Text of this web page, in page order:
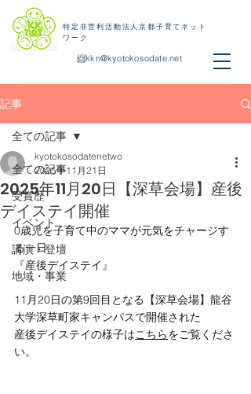
📨kkn@kyotokosodate.net
特定非営利活動法人京都子育てネット
ワーク
記事
全ての記事
受賞歴
イベント
講演・登壇
地域・事業
全ての記事
2025年11月20日【深草会場】産後
デイステイ開催
kyotokosodatenetwo
2025年11月21日
0歳児を子育て中のママが元気をチャージす
る一日
『産後デイステイ』
11月20日の第9回目となる【深草会場】龍谷
大学深草町家キャンパスで開催された
産後デイステイの様子はこちらをご覧くださ
い。